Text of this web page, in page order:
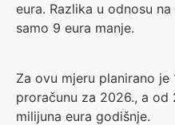
eura. Razlika u odnosu
samo 9 eura manje.
Za ovu mjeru planirano je
proračunu za 2026., a od
milijuna eura godišnje.